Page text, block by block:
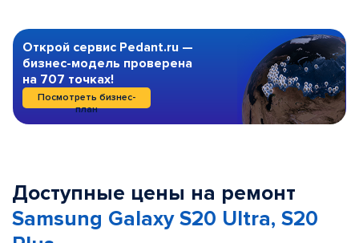
Открой сервис Pedant.ru —
бизнес-модель проверена
на 707 точках!
Посмотреть бизнес-
план
Доступные цены на ремонт
Samsung Galaxy S20 Ultra, S20